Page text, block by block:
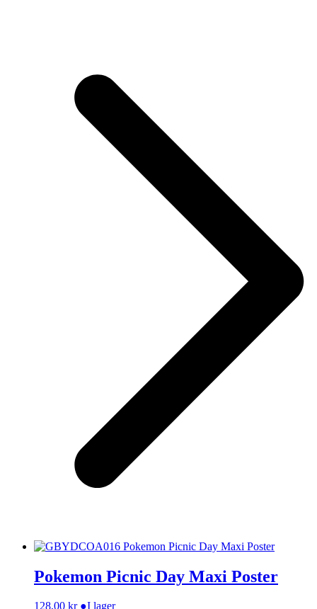
Pokemon Picnic Day Maxi Poster
128,00 kr ●I lager